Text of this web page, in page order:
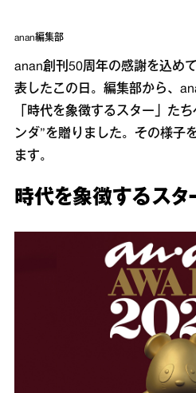
anan編集部
anan創刊50周年の感謝を込め
表したこの日。編集部から、
「時代を象徴するスター」た
ンダ”を贈りました。その様子
ます。
時代を象徴するスタ